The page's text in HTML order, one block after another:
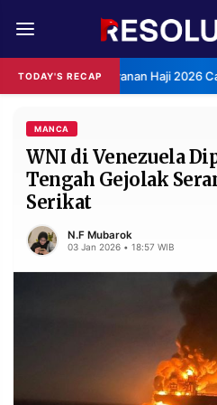
TODAY'S RECAP
Layanan Haji 2026 Capai 83,28%,
REDAKSI TENTANG
RESOLUSI IKLAN
RUBRIKASI
EDITORIAL
FINANSIA PERSONA
DAERAH NASIONAL
MANCA
WNI di Venezuela
Tengah Gejolak
Serikat
N.F Mubarok
03 Jan 2026 • 18:57 WIB